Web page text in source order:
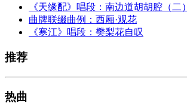
《天缘配》唱段：南边道胡胡腔（二）
曲牌联缀曲例：西厢·观花
《寒江》唱段：樊梨花自叹
推荐
热曲